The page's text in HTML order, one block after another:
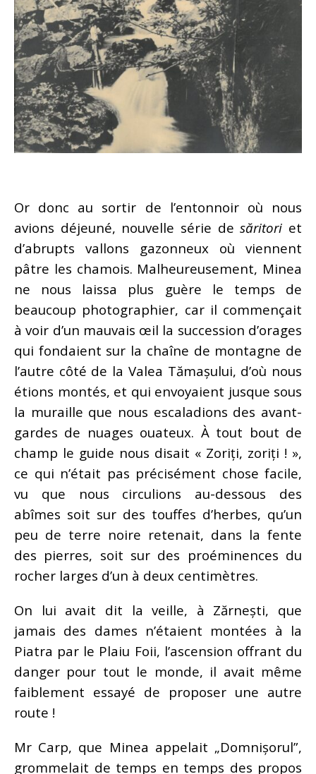
Or donc au sortir de l’entonnoir où nous
avions déjeuné, nouvelle série desăritori et
d’abrupts vallons gazonneux où viennent
pâtre les chamois. Malheureusement, Minea
ne nous laissa plus guère le temps de
beaucoup photographier, car il commençait
à voir d’un mauvais œil la succession d’orages
qui fondaient sur la chaîne de montagne de
l’autre côté de la Valea Tămașului, d’où nous
étions montés, et qui envoyaient jusque sous
la muraille que nous escaladions des avant-
gardes de nuages ouateux. À tout bout de
champ le guide nous disait « Zoriți, zoriți ! »,
ce qui n’était pas précisément chose facile,
vu que nous circulions au-dessous des
abîmes soit sur des touffes d’herbes, qu’un
peu de terre noire retenait, dans la fente
des pierres, soit sur des proéminences du
rocher larges d’un à deux centimètres.
On lui avait dit la veille, à Zărnești, que
jamais des dames n’étaient montées à la
Piatra par le Plaiu Foii, l’ascension offrant du
danger pour tout le monde, il avait même
faiblement essayé de proposer une autre
route !
Mr Carp, que Minea appelait „Domnișorul”,
grommelait de temps en temps des propos